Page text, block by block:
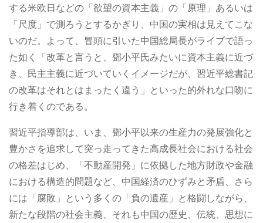
する米欧日などの「欲望の資本主義」の「原理」あるいは
「尺度」で測ろうとするかぎり、中国の実相は見えてこな
いのだ。よって、冒頭に引いた中国総局長がライブで語っ
た如く「改革と言うと、鄧小平氏みたいに資本主義に近づ
き、民主主義に近づいていくイメージだが、習近平総書記
の改革はそれとはまったく違う」といった的外れな口吻に
行き着くのである。
習近平指導部は、いま、鄧小平以来の生産力の発展強化と
豊かさを追求して突っ走ってきた高成長社会における社会
の格差はじめ、「不動産開発」に依拠した地方財政や金融
における構造的問題など、中国経済のひずみと矛盾、さら
には「腐敗」という多くの「負の遺産」と格闘しながら、
新たな段階の社会主義、それも中国の歴史、伝統、思想に